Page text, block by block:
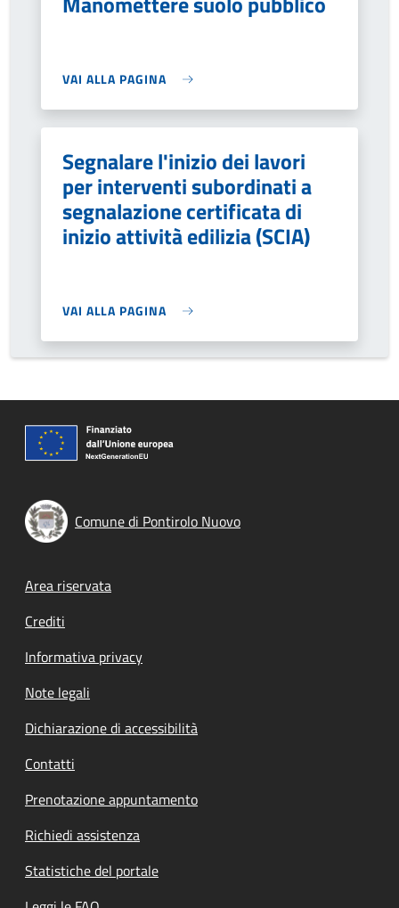
VAI ALLA PAGINA
Segnalare l'inizio dei lavori
per interventi subordinati a
segnalazione certificata di
inizio attività edilizia (SCIA)
VAI ALLA PAGINA
Comune di Pontirolo Nuovo
Footer menu
Area riservata
Crediti
Informativa privacy
Note legali
Dichiarazione di accessibilità
Contatti
Prenotazione appuntamento
Richiedi assistenza
Statistiche del portale